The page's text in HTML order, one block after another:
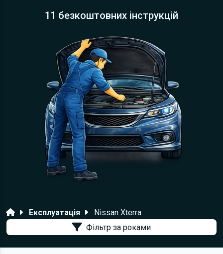
11 безкоштовних інструкцій
ГоловнаЕксплуатація
Nissan Xterra
Фільтр за роками